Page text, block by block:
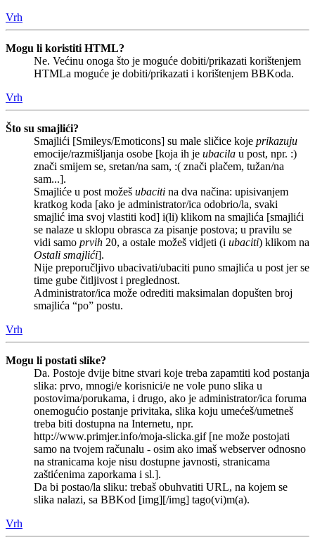
Vrh
Mogu li koristiti HTML?
Ne. Većinu onoga što je moguće dobiti/prikazati korištenjem
HTMLa moguće je dobiti/prikazati i korištenjem BBKoda.
Vrh
Što su smajlići?
Smajlići [Smileys/Emoticons] su male sličice koje prikazuju
emocije/razmišljanja osobe [koja ih je ubacila u post, npr. :)
znači smijem se, sretan/na sam, :( znači plačem, tužan/na
sam...].
Smajliće u post možeš ubaciti na dva načina: upisivanjem
kratkog koda [ako je administrator/ica odobrio/la, svaki
smajlić ima svoj vlastiti kod] i(li) klikom na smajlića [smajlići
se nalaze u sklopu obrasca za pisanje postova; u pravilu se
vidi samo prvih 20, a ostale možeš vidjeti (i ubaciti) klikom na
Ostali smajlići].
Nije preporučljivo ubacivati/ubaciti puno smajlića u post jer se
time gube čitljivost i preglednost.
Administrator/ica može odrediti maksimalan dopušten broj
smajlića “po” postu.
Vrh
Mogu li postati slike?
Da. Postoje dvije bitne stvari koje treba zapamtiti kod postanja
slika: prvo, mnogi/e korisnici/e ne vole puno slika u
postovima/porukama, i drugo, ako je administrator/ica foruma
onemogućio postanje privitaka, slika koju umećeš/umetneš
treba biti dostupna na Internetu, npr.
http://www.primjer.info/moja-slicka.gif [ne može postojati
samo na tvojem računalu - osim ako imaš webserver odnosno
na stranicama koje nisu dostupne javnosti, stranicama
zaštićenima zaporkama i sl.].
Da bi postao/la sliku: trebaš obuhvatiti URL, na kojem se
slika nalazi, sa BBKod [img][/img] tago(vi)m(a).
Vrh